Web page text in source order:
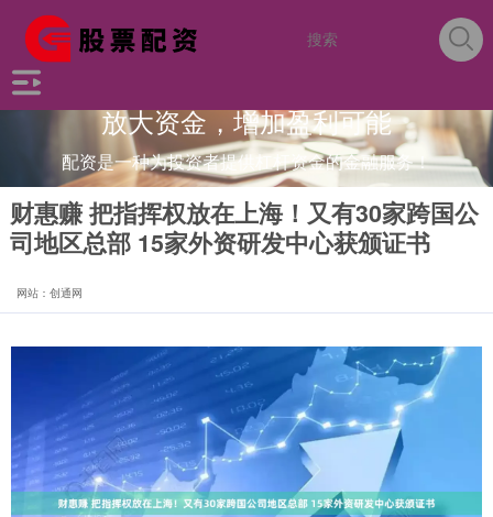
放大资金，增加盈利可能
配资是一种为投资者提供杠杆资金的金融服务！
财惠赚 把指挥权放在上海！又有30家跨国公
司地区总部 15家外资研发中心获颁证书
网站：创通网